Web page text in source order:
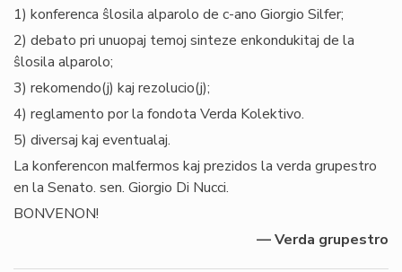
1) konferenca ŝlosila alparolo de c-ano Giorgio Silfer;
2) debato pri unuopaj temoj sinteze enkondukitaj de la
ŝlosila alparolo;
3) rekomendo(j) kaj rezolucio(j);
4) reglamento por la fondota Verda Kolektivo.
5) diversaj kaj eventualaj.
La konferencon malfermos kaj prezidos la verda grupestro
en la Senato. sen. Giorgio Di Nucci.
BONVENON!
— Verda grupestro